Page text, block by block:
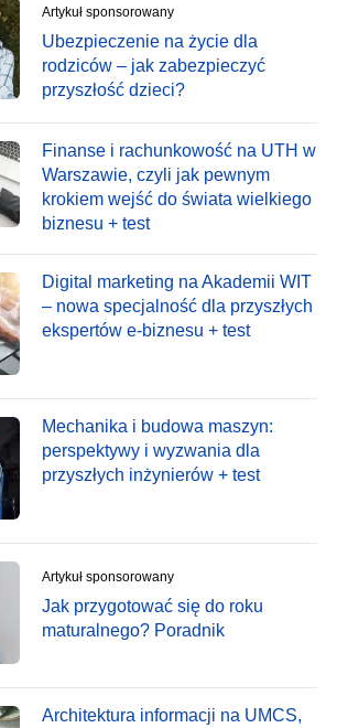
Artykuł sponsorowany
Ubezpieczenie na życie dla
rodziców – jak zabezpieczyć
przyszłość dzieci?
Finanse i rachunkowość na UTH w
Warszawie, czyli jak pewnym
krokiem wejść do świata wielkiego
biznesu + test
Digital marketing na Akademii WIT
– nowa specjalność dla przyszłych
ekspertów e-biznesu + test
Mechanika i budowa maszyn:
perspektywy i wyzwania dla
przyszłych inżynierów + test
Artykuł sponsorowany
Jak przygotować się do roku
maturalnego? Poradnik
Architektura informacji na UMCS,